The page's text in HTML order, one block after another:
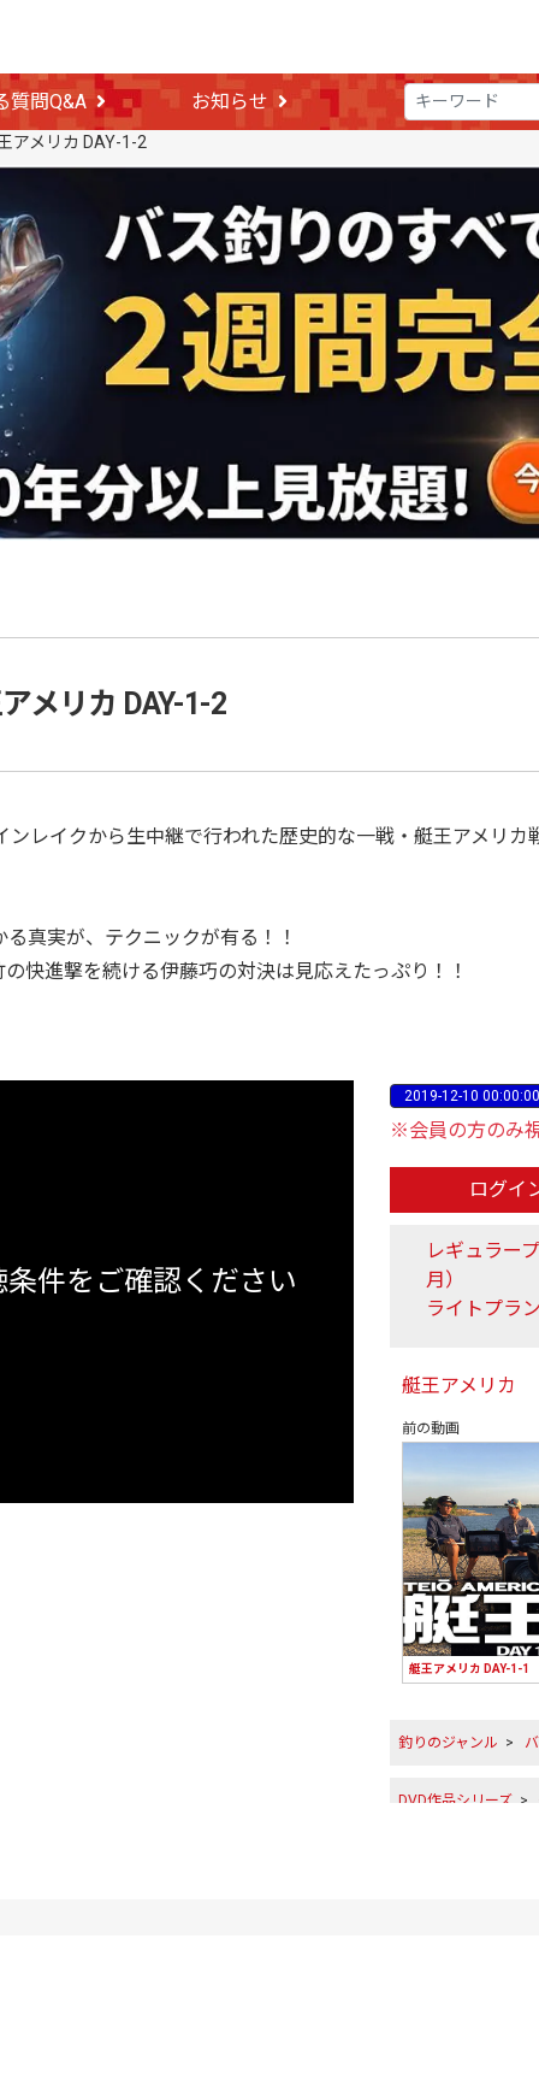
質問Q&A お知らせ
アメリカ DAY-1-2
メリカ DAY-1-2
レイクから生中継で行われた歴史的な一戦・艇王アメリカ
真実が、テクニックが有る！！
快進撃を続ける伊藤巧の対決は見応えたっぷり！！
件をご確認ください
2019-12-10 00:00:00
※会員の方のみ
ログイ
レギュラー
月）
ライトプラ
艇王アメリカ
前の動画
艇王アメリカ DAY-1-1
釣りのジャンル >
DVD作品シリーズ>